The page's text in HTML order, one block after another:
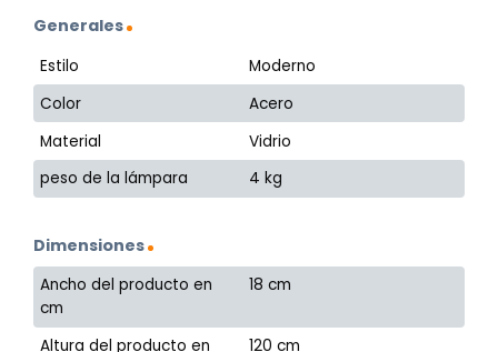
Generales
Estilo
Moderno
Color
Acero
Material
Vidrio
peso de la lámpara
4 kg
Dimensiones
Ancho del producto en
cm
18 cm
Altura del producto en
120 cm